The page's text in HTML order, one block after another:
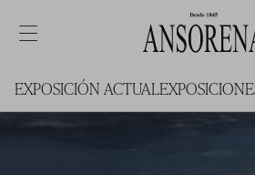
EXPOSICIÓN ACTUAL